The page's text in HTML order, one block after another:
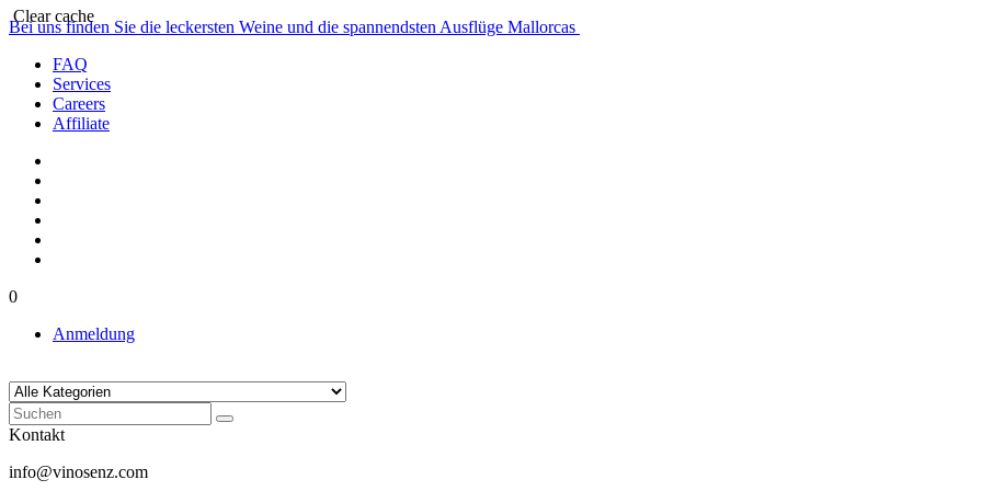
Bei uns finden Sie die leckersten Weine und die spannendsten Ausflüge Mallorcas
FAQ
Services
Careers
Affiliate
0
Anmeldung
Kontakt
info@vinosenz.com
Clear cache